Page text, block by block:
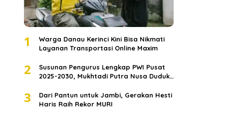
1
Warga Danau Kerinci Kini Bisa Nikmati
Layanan Transportasi Online Maxim
2
Susunan Pengurus Lengkap PWI Pusat
2025-2030, Mukhtadi Putra Nusa Duduki
3
Dari Pantun untuk Jambi, Gerakan Hesti
Haris Raih Rekor MURI